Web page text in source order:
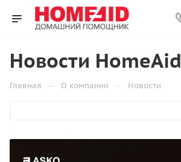
Новости HomeAid
Главная — О компании — Новости